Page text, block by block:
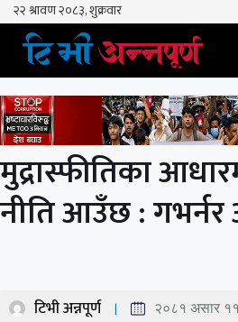
Skip
content
मुद्रास्फीतिका
नीति आउँछ : गभर्नर
टिभी अन्नपूर्ण २०८१ असार